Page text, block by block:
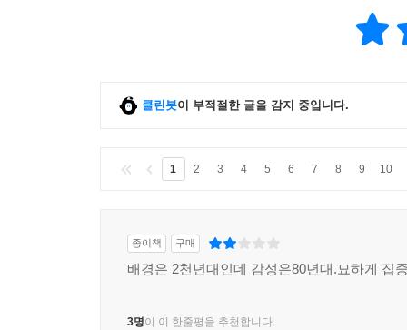
클린봇이 부적절한 글을 감지 중입니다.
1 2 3 4 5 6 7 8 9 10
종이책 구매
배경은 2천년대인데 감성은80년대.묘하게 집
3명이 이 한줄평을 추천합니다.